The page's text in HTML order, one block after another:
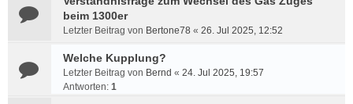
beim 1300er
Letzter Beitrag von Bertone78 « 26. Jul 2025, 12:52
Welche Kupplung?
Letzter Beitrag von Bernd « 24. Jul 2025, 19:57
Antworten: 1